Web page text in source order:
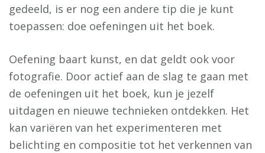
gedeeld, is er nog een andere tip die je kunt
toepassen: doe oefeningen uit het boek.
Oefening baart kunst, en dat geldt ook voor
fotografie. Door actief aan de slag te gaan met
de oefeningen uit het boek, kun je jezelf
uitdagen en nieuwe technieken ontdekken. Het
kan variëren van het experimenteren met
belichting en compositie tot het verkennen van